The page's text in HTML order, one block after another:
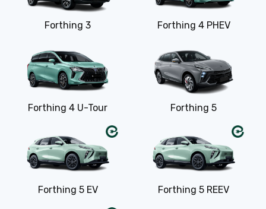
Forthing 3 Forthing 4 PHEV
Forthing 4 U-Tour Forthing 5
Forthing 5 EV Forthing 5 REEV